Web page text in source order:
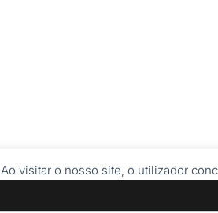
Ao visitar o nosso site, o utilizador